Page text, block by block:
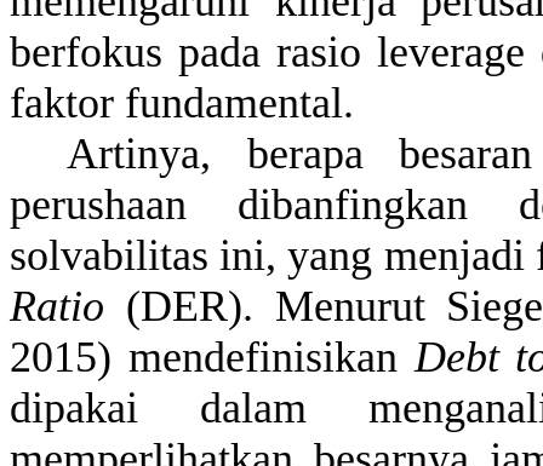
berfokus pada rasio
faktor fundamental.
Artinya, berapa
besaran
perushaan
dibanfingkan
solvabilitas ini, yang menjadi
Ratio (DER). Menurut
2015) mendefinisikan Debt
dipakai
dalam